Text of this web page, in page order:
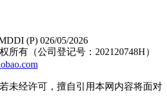
(P) 026/05/2026
所有（公司登记号：202120748H）
未经许可，擅自引用本网内容将面对